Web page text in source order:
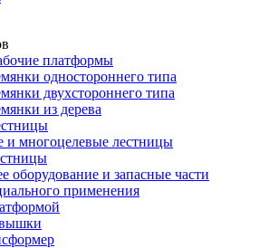
платформы
одностороннего типа
двухстороннего типа
из дерева
и многоцелевые лестницы
оборудование и запасные части
применения